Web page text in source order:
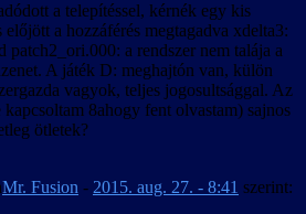
a telepítéssel, kérnék egy kis
előjött a hozzáférés megtagadva xdelta3:
patch2_ori.000: a rendszer nem talája a
A játék D: meghajtón van, külön
vagyok, teljes jogosultsággal. Az
8ahogy fent olvastam) sajnos
ötletek?
Mr. Fusion - 2015. aug. 27. - 8:41 szerint: